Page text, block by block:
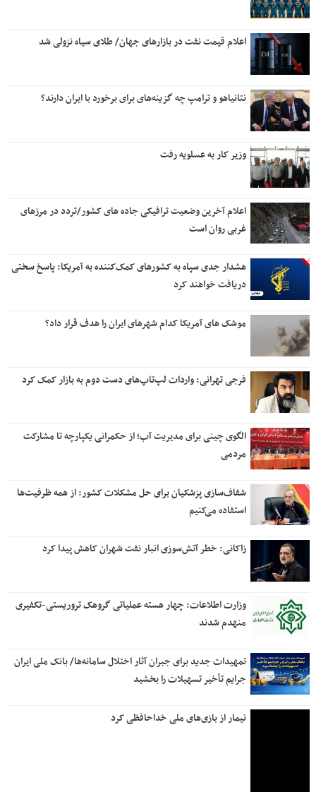
اعلام قیمت نفت در بازارهای جهان/ طلای سیاه نزولی شد
نتانیاهو و ترامپ چه گزینه‌های برای برخورد با ایران دارند؟
وزیر کار به عسلویه رفت
اعلام آخرین وضعیت ترافیکی جاده های کشور/تردد در مرزهای
غربی روان است
هشدار جدی سپاه به کشورهای کمک‌کننده به آمریکا: پاسخ سختی
دریافت خواهند کرد
موشک های آمریکا کدام شهرهای ایران را هدف قرار داد؟
فرجی تهرانی: واردات لپ‌تاپ‌های دست دوم به بازار کمک کرد
الگوی چینی برای مدیریت آب؛ از حکمرانی یکپارچه تا مشارکت
مردمی
شفاف‌سازی پزشکیان برای حل مشکلات کشور: از همه ظرفیت‌ها
استفاده می‌کنیم
زاکانی: خطر آتش‌سوزی انبار نفت شهران کاهش پیدا کرد
وزارت اطلاعات: چهار هسته‌ عملیاتی گروهک‌ تروریستی-تکفیری
منهدم شدند
تمهیدات جدید برای جبران آثار اختلال سامانه‌ها/ بانک ملی ایران
جرایم تأخیر تسهیلات را بخشید
نیمار از بازی‌های ملی خداحافظی کرد